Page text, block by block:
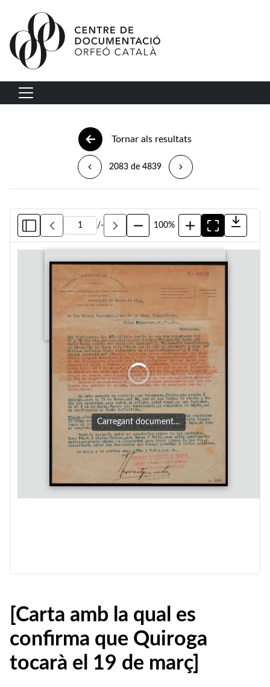
Vés al contingut
Navegació principal
Tornar als resultats
2083 de 4839
/- 100%
Carregant document…
[Carta amb la qual es
confirma que Quiroga
tocarà el 19 de març]